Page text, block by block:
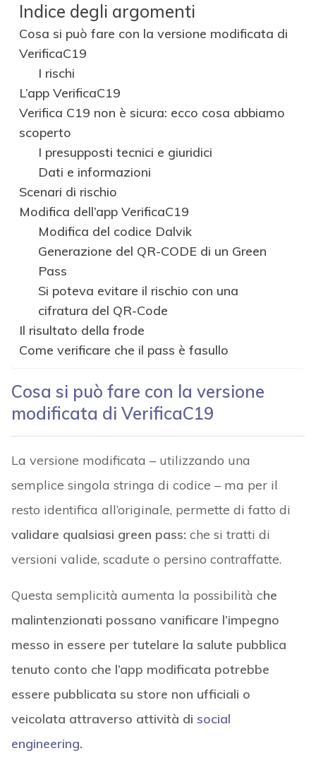
Indice degli argomenti
Cosa si può fare con la versione modificata di
VerificaC19
I rischi
L’app VerificaC19
Verifica C19 non è sicura: ecco cosa abbiamo
scoperto
I presupposti tecnici e giuridici
Dati e informazioni
Scenari di rischio
Modifica dell’app VerificaC19
Modifica del codice Dalvik
Generazione del QR-CODE di un Green
Pass
Si poteva evitare il rischio con una
cifratura del QR-Code
Il risultato della frode
Come verificare che il pass è fasullo
Cosa si può fare con la versione
modificata di VerificaC19
La versione modificata – utilizzando una
semplice singola stringa di codice – ma per il
resto identifica all’originale, permette di fatto di
validare qualsiasi green pass: che si tratti di
versioni valide, scadute o persino contraffatte.
Questa semplicità aumenta la possibilità che
malintenzionati possano vanificare l’impegno
messo in essere per tutelare la salute pubblica
tenuto conto che l’app modificata potrebbe
essere pubblicata su store non ufficiali o
veicolata attraverso attività di social
engineering.